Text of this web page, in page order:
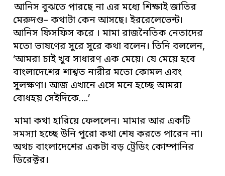
আনিস বুঝতে পারছে না এর মধ্যে শিক্ষাই জাতির
মেরুদণ্ড– কথাটা কেন আসছে। ইররেলেভেন্ট।
আনিস ফিসফিস করে । মামা রাজনৈতিক নেতাদের
মতো ভাষণের সুরে সুরে কথা বলেন। তিনি বললেন,
‘আমরা চাই খুব সাধারণ এক মেয়ে। যে মেয়ে হবে
বাংলাদেশের শাশ্বত নারীর মতো কোমল এবং
সুলক্ষণা। আজ এখানে এসে মনে হচ্ছে আমরা
বোধহয় সেইদিকে….’
মামা কথা হারিয়ে ফেললেন। মামার আর একটি
সমস্যা হচ্ছে উনি পুরো কথা শেষ করতে পারেন না।
অথচ বাংলাদেশের একটা বড় ট্রেডিং কোম্পানির
ডিরেক্টর।